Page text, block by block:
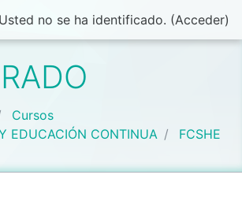
Usted no se ha identificado. (Acceder)
Cursos
EDUCACIÓN CONTINUA
FCSHE